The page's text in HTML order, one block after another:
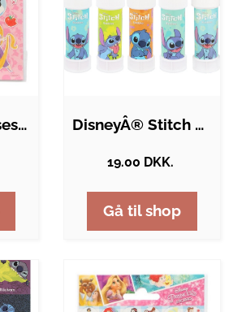
DisneyÂ® Prinsesse Glitter Klistermærker DisneyÂ® Stitch Sæbebobler 60 ml
19.00 DKK.
Gå til shop